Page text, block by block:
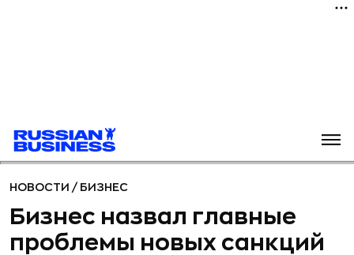
НОВОСТИ / БИЗНЕС
Бизнес назвал главные
проблемы новых санкций